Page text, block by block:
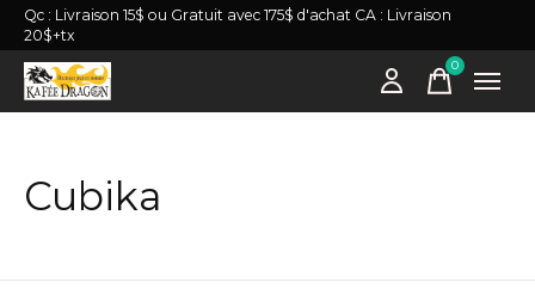
Qc : Livraison 15$ ou Gratuit avec 175$ d'achat CA : Livraison
20$+tx
0items
Cubika